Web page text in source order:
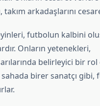
takım arkadaşlarını
futbolun kalbini
Onların yetenekleri,
belirleyici bir rol
birer sanatçı gibi,